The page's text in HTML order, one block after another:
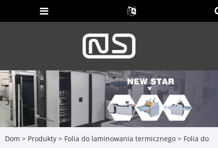
Dom > Produkty > Folia do laminowania termicznego > Folia do